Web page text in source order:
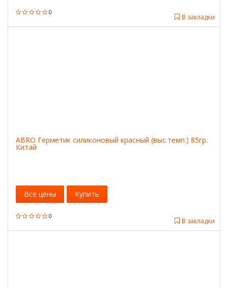
0
В закладки
ABRO Герметик силиконовый красный (выс.темп.) 85гр.
Китай
0
В закладки
Все цены Купить